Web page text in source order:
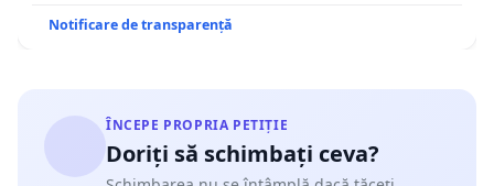
Notificare de transparență
ÎNCEPE PROPRIA PETIȚIE
Doriți să schimbați ceva?